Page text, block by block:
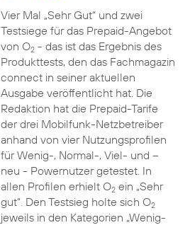
Vier Mal „Sehr Gut“ und zwei
Testsiege für das Prepaid-Angebot
von O2- das ist das Ergebnis des
Produkttests, den das Fachmagazin
connect in seiner aktuellen
Ausgabe veröffentlicht hat. Die
Redaktion hat die Prepaid-Tarife
der drei Mobilfunk-Netzbetreiber
anhand von vier Nutzungsprofilen
für Wenig-, Normal-, Viel- und –
neu - Powernutzer getestet. In
allen Profilen erhielt O2ein „Sehr
gut“. Den Testsieg holte sich O2
jeweils in den Kategorien „Wenig-